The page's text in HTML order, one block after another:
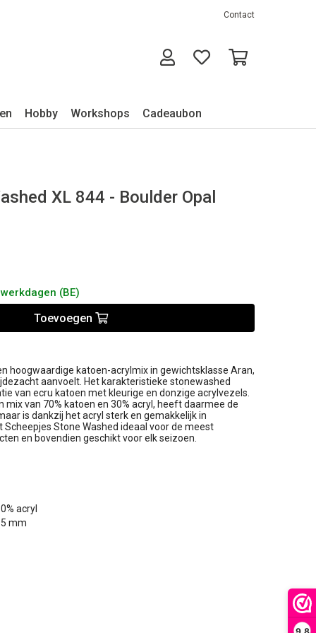
9,8
Contact
Hobby Workshops Cadeaubon
XL 844 - Boulder Opal
(BE)
Toevoegen
hoogwaardige katoen-acrylmix in gewichtsklasse Aran,
aanvoelt. Het karakteristieke stonewashed
van ecru katoen met kleurige en donzige acrylvezels.
mix van 70% katoen en 30% acryl, heeft daarmee de
is dankzij het acryl sterk en gemakkelijk in
Stone Washed ideaal voor de meest
en bovendien geschikt voor elk seizoen.
acryl
mm